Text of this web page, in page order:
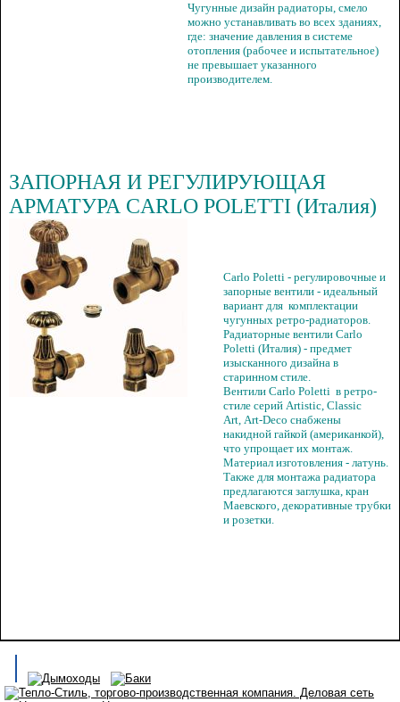
Чугунные дизайн радиаторы, смело
можно устанавливать во всех зданиях,
где: значение давления в системе
отопления (рабочее и испытательное)
не превышает указанного
производителем.
ЗАПОРНАЯ И РЕГУЛИРУЮЩАЯ
АРМАТУРА CARLO POLETTI (Италия)
Carlo Poletti - регулировочные и
запорные вентили - идеальный
вариант для комплектации
чугунных ретро-радиаторов.
Радиаторные вентили Carlo
Poletti (Италия) - предмет
изысканного дизайна в
старинном стиле.
Вентили Carlo Poletti в ретро-
стиле серий Artistic, Classic
Art, Art-Deco снабжены
накидной гайкой (американкой),
что упрощает их монтаж.
Материал изготовления - латунь.
Также для монтажа радиатора
предлагаются заглушка, кран
Маевского, декоративные трубки
и розетки.